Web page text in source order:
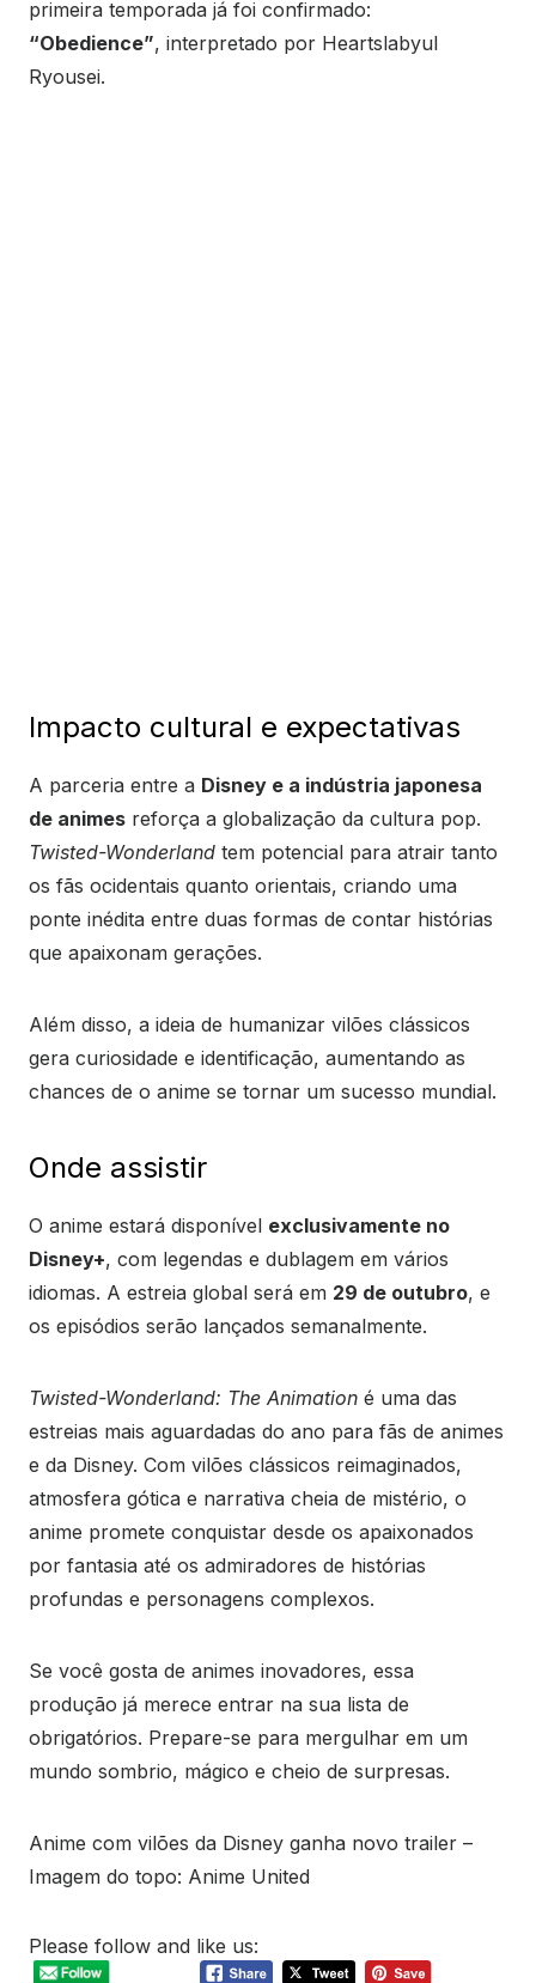
primeira temporada já foi confirmado:
“Obedience”, interpretado por Heartslabyul
Ryousei.
Impacto cultural e expectativas
A parceria entre a Disney e a indústria japonesa
de animes reforça a globalização da cultura pop.
Twisted-Wonderland tem potencial para atrair tanto
os fãs ocidentais quanto orientais, criando uma
ponte inédita entre duas formas de contar histórias
que apaixonam gerações.
Além disso, a ideia de humanizar vilões clássicos
gera curiosidade e identificação, aumentando as
chances de o anime se tornar um sucesso mundial.
Onde assistir
O anime estará disponível exclusivamente no
Disney+, com legendas e dublagem em vários
idiomas. A estreia global será em 29 de outubro, e
os episódios serão lançados semanalmente.
Twisted-Wonderland: The Animation é uma das
estreias mais aguardadas do ano para fãs de animes
e da Disney. Com vilões clássicos reimaginados,
atmosfera gótica e narrativa cheia de mistério, o
anime promete conquistar desde os apaixonados
por fantasia até os admiradores de histórias
profundas e personagens complexos.
Se você gosta de animes inovadores, essa
produção já merece entrar na sua lista de
obrigatórios. Prepare-se para mergulhar em um
mundo sombrio, mágico e cheio de surpresas.
Anime com vilões da Disney ganha novo trailer –
Imagem do topo: Anime United
Please follow and like us: